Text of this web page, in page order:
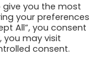
Programa de
Europeia
Nº. 101036418.
give you the most
your preferences
All”, you consent
you may visit
consent.